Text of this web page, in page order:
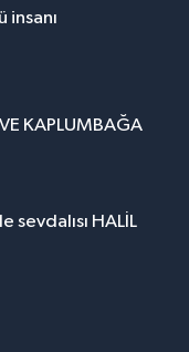
insanı
KAPLUMBAĞA
sevdalısı HALİL